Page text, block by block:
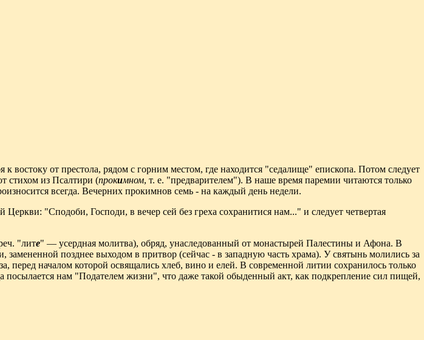
востоку от престола, рядом с горним местом, где находится "седалище" епископа. Потом следует
стихом из Псалтири (прокимном, т. е. "предварителем"). В наше время паремии читаются только
всегда. Вечерних прокимнов семь - на каждый день недели.
"Сподоби, Господи, в вечер сей без греха сохранитися нам..." и следует четвертая
"лите" — усердная молитва), обряд, унаследованный от монастырей Палестины и Афона. В
замененной позднее выходом в притвор (сейчас - в западную часть храма). У святынь молились за
перед началом которой освящались хлеб, вино и елей. В современной литии сохранилось только
нам "Подателем жизни", что даже такой обыденный акт, как подкрепление сил пищей,